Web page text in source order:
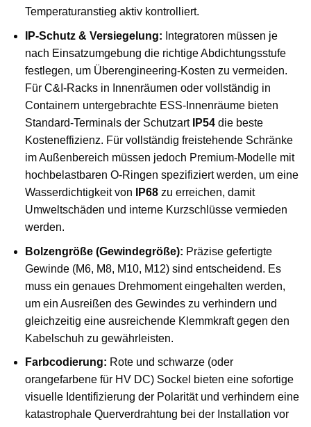
Temperaturanstieg aktiv kontrolliert.
IP-Schutz & Versiegelung: Integratoren müssen je
nach Einsatzumgebung die richtige Abdichtungsstufe
festlegen, um Überengineering-Kosten zu vermeiden.
Für C&I-Racks in Innenräumen oder vollständig in
Containern untergebrachte ESS-Innenräume bieten
Standard-Terminals der Schutzart IP54die beste
Kosteneffizienz. Für vollständig freistehende Schränke
im Außenbereich müssen jedoch Premium-Modelle mit
hochbelastbaren O-Ringen spezifiziert werden, um eine
Wasserdichtigkeit von
IP68zu erreichen, damit
Umweltschäden und interne Kurzschlüsse vermieden
werden.
Bolzengröße (Gewindegröße): Präzise gefertigte
Gewinde (M6, M8, M10, M12) sind entscheidend. Es
muss ein genaues Drehmoment eingehalten werden,
um ein Ausreißen des Gewindes zu verhindern und
gleichzeitig eine ausreichende Klemmkraft gegen den
Kabelschuh zu gewährleisten.
Farbcodierung: Rote und schwarze (oder
orangefarbene für HV DC) Sockel bieten eine sofortige
visuelle Identifizierung der Polarität und verhindern eine
katastrophale Querverdrahtung bei der Installation vor